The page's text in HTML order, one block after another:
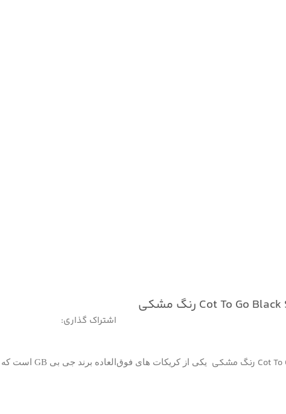
اشتراک گذاری:
یکی از کریکات های فوق‌العاده برند جی بی GB است که می‌توانید از بدو تولد تا 6 ماهگی (وزن